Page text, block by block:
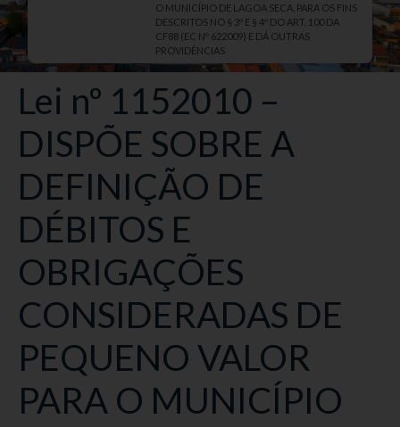
O MUNICÍPIO DE LAGOA SECA, PARA OS FINS
DESCRITOS NO § 3º E § 4º DO ART. 100 DA
CF88 (EC Nº 622009) E DÁ OUTRAS
PROVIDÊNCIAS
Lei nº 1152010 –
DISPÕE SOBRE A
DEFINIÇÃO DE
DÉBITOS E
OBRIGAÇÕES
CONSIDERADAS DE
PEQUENO VALOR
PARA O MUNICÍPIO